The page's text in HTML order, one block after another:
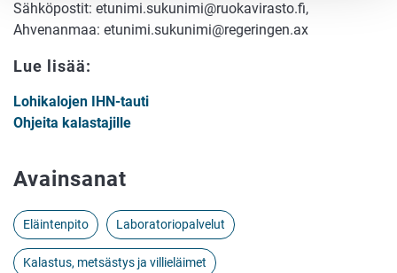
Sähköpostit: etunimi.sukunimi@ruokavirasto.fi,
Ahvenanmaa: etunimi.sukunimi@regeringen.ax
Lue lisää:
Lohikalojen IHN-tauti
Ohjeita kalastajille
Avainsanat
Eläintenpito Laboratoriopalvelut
Kalastus, metsästys ja villieläimet